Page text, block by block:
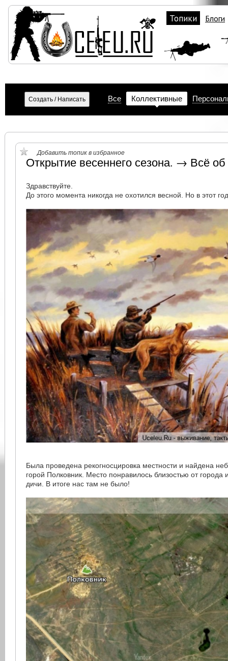
Топики Блоги
Все Коллективные
Добавить топик в избранное
Открытие весеннего сезона. → Всё
Здравствуйте.
До этого момента никогда не охотился весной. Но в этот
Была проведена рекогносцировка местности и найдена
горой Полковник. Место понравилось близостью от
дичи. В итоге нас там не было!